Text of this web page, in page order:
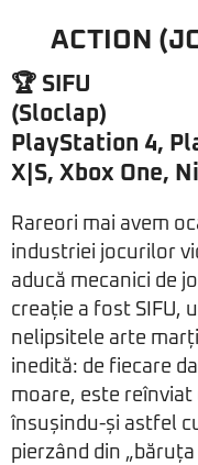
ACTION
🏆 SIFU
(Sloclap)
PlayStation 4,
X|S, Xbox One,
Rareori mai avem
industriei jocurilor
aducă mecanici de
creație a fost SIFU,
nelipsitele arte
inedită: de fiecare
moare, este
însușindu-și astfel
pierzând din